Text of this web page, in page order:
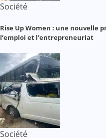
Société
Rise Up Women : une nouvelle
l’emploi et l’entrepreneuriat
Société